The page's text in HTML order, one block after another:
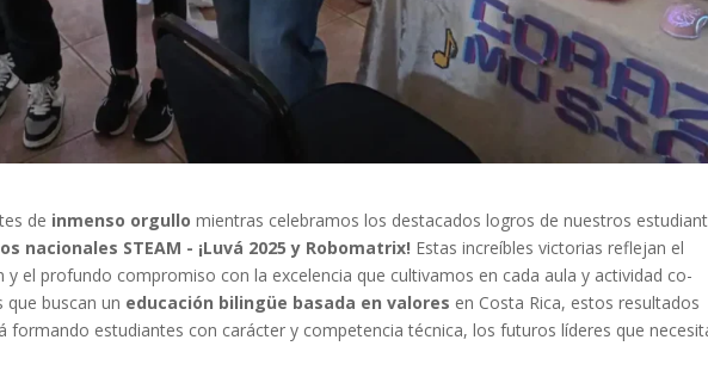
de inmenso orgullo mientras celebramos los destacados logros de nuestros
nacionales STEAM - ¡Luvá 2025 y Robomatrix! Estas increíbles victorias reflejan el
el profundo compromiso con la excelencia que cultivamos en cada aula y actividad co-
que buscan un educación bilingüe basada en valores en Costa Rica, estos resultados
formando estudiantes con carácter y competencia técnica, los futuros líderes que